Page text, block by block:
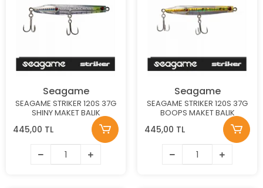
Seagame
SEAGAME STRIKER 120S 37G
SHINY MAKET BALIK
445,00 TL
Seagame
SEAGAME STRIKER 120S 37G
BOOPS MAKET BALIK
445,00 TL